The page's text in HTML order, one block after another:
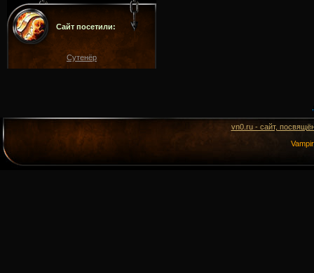
Сайт посетили:
Сутенёр
vn0.ru - сайт,